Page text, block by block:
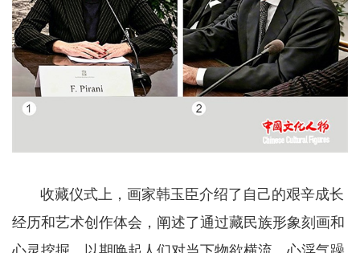
收藏仪式上，画家韩玉臣介绍了自己的艰辛成长
经历和艺术创作体会，阐述了通过藏民族形象刻画和